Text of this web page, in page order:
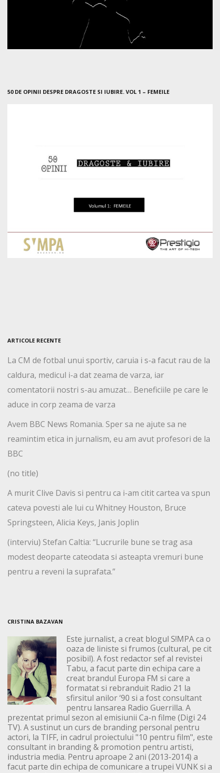
50 DE OPINII DESPRE DRAGOSTE SI IUBIRE. VOL 1 – FEMEILE
ARTICOLE RECENTE
La CM de fotbal unui sportiv, caruia i s-a facut rau de la
caldura, medicul i-a dat zeama de varza, iar
comentatorii nostri s-au amuzat… Beneficiile pe care le
aduce in corp zeama de varza
Avem BBC News Romania. Sper sa ne ajute sa ne
reamintim etica in jurnalism, eu am avut profesori de la
BBC
(no title)
A murit Clive Davis si pentru ca i-am citit cartea va spun
cateva povesti ale lui cu Whitney Houston, Bruce
Springsteen, Alicia Keys, Janis Joplin
(interviu) Stefan Caltia: “Lucrurile bune se trag asa
modest deoparte cateodata si asteapta vremuri bune
pentru a reveni la suprafata.”
CRISTINA BAZAVAN
Este jurnalist, a creat blogul S!MPA ca o
oaza de liniste si frumos (cultural, pe cit
posibil). A fost redactor sef al revistei
Tabu, a facut parte din echipa care a
creat brandul Europa FM si care a
formatat si rebranduit Radio 21 la
sfirsitul anilor ‘90 si a fost consultant
pentru lansarea Radio Guerrilla. A
prezentat primul sezon al emisiunii Ca-n filme (Digi 24
TV). A sustinut un curs de branding personal pentru
actori, la TIFF, in cadrul proiectului "10 pentru film", este
consultant in branding & promotion pentru artisti,
industria media. Pentru aproape 2 ani (2013-2014) a
facut parte din echipa de comunicare a trupei VUNK si a